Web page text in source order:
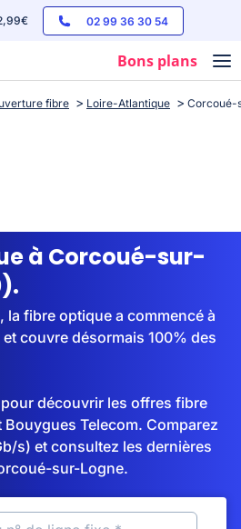
02 99 36 30 54
Bons plans
fibre Loire-Atlantique Corcoué-
à Corcoué-sur-
fibre optique a commencé à
couvre désormais 100% des
découvrir les offres fibre
Bouygues Telecom. Comparez
s) et consultez les dernières
sur-Logne.